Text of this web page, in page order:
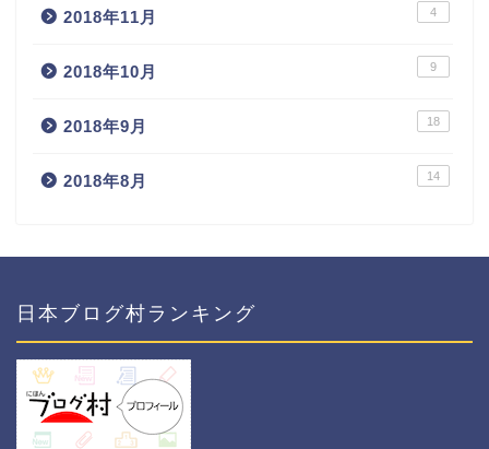
2018年11月 4
2018年10月 9
2018年9月 18
2018年8月 14
日本ブログ村ランキング